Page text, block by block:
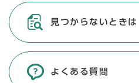
見つからないときは
よくある質問